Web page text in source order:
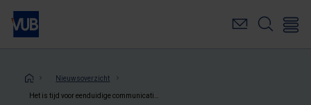
Overslaan
naar
inhoudKruimelpad
Nieuwsoverzicht